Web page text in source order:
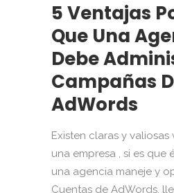
5 Ventajas
Que Una
Debe
Campañas
AdWords
Existen claras y valiosas
una empresa , si es que
una agencia maneje y
Cuentas de AdWords,